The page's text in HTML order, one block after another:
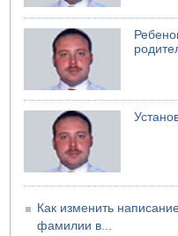
Стрельба в школе
07.08.2026 06:47
Недалеко от Бейт-
07.08.2026 06:24
Саудовская Аравия
Как изменить
фамилии в...